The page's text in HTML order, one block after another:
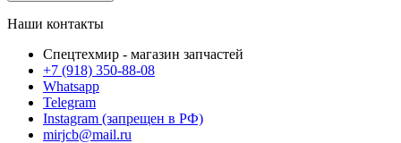
Наши контакты
Спецтехмир - магазин запчастей
+7 (918) 350-88-08
Whatsapp
Telegram
Instagram (запрещен в РФ)
mirjcb@mail.ru